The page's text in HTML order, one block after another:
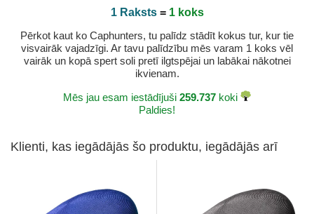
1 Raksts= 1 koks
Pērkot kaut ko Caphunters, tu palīdz stādīt kokus tur, kur tie
visvairāk vajadzīgi. Ar tavu palīdzību mēs varam 1 koks vēl
vairāk un kopā spert soli pretī ilgtspējai un labākai nākotnei
ikvienam.
Mēs jau esam iestādījuši 259.737 koki
Paldies!
Klienti, kas iegādājās šo produktu, iegādājās arī